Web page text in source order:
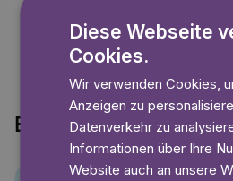
Entdecke auch
Diese Webseite
Cookies.
Wir verwenden Cookies,
Anzeigen zu
Datenverkehr zu
Informationen über Ihre
Website auch an unsere